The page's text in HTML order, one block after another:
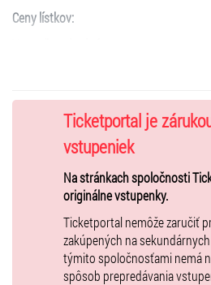
Ceny lístkov:
Ticketportal je
vstupeniek
Na stránkach spoločnosti
originálne vstupenky.
Ticketportal nemôže zaručiť
zakúpených na
týmito spoločnosťami nemá
spôsob prepredávania